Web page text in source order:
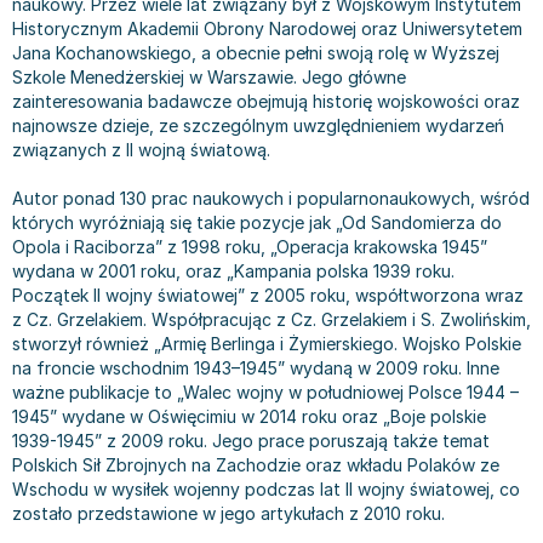
Bajki wiersze
Do kolorowania i naklejania
Kontrastowe obrazki
Kreatywne / Aktywizujące
Poznawanie świata
Edukacja przedszkolna
Liceum, Technikum
Szkoła podstawowa
Szkoły wyższe
Szkoła zawodowa
Książki: finanse, księgowość, bankowość
Książki o gospodarce
Inne
Książki o marketingu
Książki o zarządzaniu
Archeologia - książki
Historia Polski - książki
Historia świata - książki
II Wojna Światowa - książki
Książki militarne
Książki: Prawo
Inne
Książki: Prawo administracyjne
Książki: Prawo cywilne
Książki: Prawo finansowe
Książki: Prawo karne
Książki: pamiętniki, dzienniki i listy
Wywiady, wspomnienia - książki
Komiksy
Komiksy dla dorosłych
Komiksy dla dzieci
Komiksy obcojęzyczne
Fantastyka, horror - książki
Książki fantasy
Książki horrory
Science Fiction - książki
Książki kryminały
Książki z poezją, aforyzmami i dramaty
Książki dramaty
Książki humorystyczne i aforyzmy
Tomiki poezji
Książki o sztuce
Liceum i technikum
Podręczniki do 1 klasy liceum i technikum
Podręczniki do 2 klasy liceum i technikum
Podręczniki do 3 klasy liceum i technikum
Podręczniki do klasy 4 liceum i technikum
Podręczniki do 1 klasy szkoły zawodowej
Podręczniki do 2 klasy szkoły zawodowej
Podręczniki do 3 klasy szkoły zawodowej
Książki dla dzieci
Książki dla dzieci do 2 lat
Książki: bajki dla dzieci do 2 lat
Do kąpieli i zabawy
Kolorowanki i książki do naklejania do 2 lat
Książki grające, z puzzlami i magnesami do 2 lat
Obrazki kontrastowe dla niemowląt
Poznawanie świata dla dzieci do 2 lat - książki
Książki o sportowcach
Książki: Turystyka i podróże
Albumy krajoznawcze
Albumy krajoznawcze - Polska
Albumy krajoznawcze - Świat
Atlasy - Polska
Atlasy - świat
Globusy
Mapy
Mapy - Polska
Mapy - Świat
Przewodniki turystyczne
Przewodniki turystyczne - Polska
Przewodniki turystyczne - Świat
Książki: Zdrowie, rodzina, związki
Książki: Rodzina, związki
Julian Tuwim
Bracia Grimm
Stephen King
Tanya Valko
Lauren Kate
E. L. James
Virginia C. Andrews
Waldemar Łysiak
Monika Szwaja
Camilla Läckberg
Jan Kochanowski
Henning Mankell
Beata Pawlikowska
L.J. Smith
Diana Palmer
Bear Grylls
naukowy. Przez wiele lat związany był z Wojskowym Instytutem
Historycznym Akademii Obrony Narodowej oraz Uniwersytetem
Jana Kochanowskiego, a obecnie pełni swoją rolę w Wyższej
Szkole Menedżerskiej w Warszawie. Jego główne
zainteresowania badawcze obejmują historię wojskowości oraz
najnowsze dzieje, ze szczególnym uwzględnieniem wydarzeń
związanych z II wojną światową.
Autor ponad 130 prac naukowych i popularnonaukowych, wśród
których wyróżniają się takie pozycje jak „Od Sandomierza do
Opola i Raciborza” z 1998 roku, „Operacja krakowska 1945”
wydana w 2001 roku, oraz „Kampania polska 1939 roku.
Początek II wojny światowej” z 2005 roku, współtworzona wraz
z Cz. Grzelakiem. Współpracując z Cz. Grzelakiem i S. Zwolińskim,
stworzył również „Armię Berlinga i Żymierskiego. Wojsko Polskie
na froncie wschodnim 1943–1945” wydaną w 2009 roku. Inne
ważne publikacje to „Walec wojny w południowej Polsce 1944 –
1945” wydane w Oświęcimiu w 2014 roku oraz „Boje polskie
1939-1945” z 2009 roku. Jego prace poruszają także temat
Polskich Sił Zbrojnych na Zachodzie oraz wkładu Polaków ze
Wschodu w wysiłek wojenny podczas lat II wojny światowej, co
zostało przedstawione w jego artykułach z 2010 roku.